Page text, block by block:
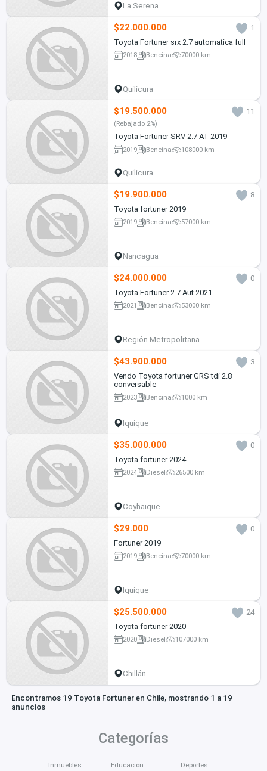
La Serena
$22.000.000
1
Toyota Fortuner srx 2.7 automatica full
2018 Bencina 70000 km
Quilicura
$19.500.000 11
(Rebajado 2%)
Toyota Fortuner SRV 2.7 AT 2019
2019 Bencina 108000 km
Quilicura
$19.900.000
8
Toyota fortuner 2019
2019 Bencina 57000 km
Nancagua
$24.000.000
0
Toyota Fortuner 2.7 Aut 2021
2021 Bencina 53000 km
Región Metropolitana
$43.900.000
3
Vendo Toyota fortuner GRS tdi 2.8
conversable
2023 Bencina 1000 km
Iquique
$35.000.000
0
Toyota fortuner 2024
2024 Diesel 26500 km
Coyhaique
$29.000
0
Fortuner 2019
2019 Bencina 70000 km
Iquique
$25.500.000
24
Toyota fortuner 2020
2020 Diesel 107000 km
Chillán
Encontramos 19 Toyota Fortuner en Chile, mostrando 1 a 19
anuncios
Categorías
Inmuebles Educación Deportes